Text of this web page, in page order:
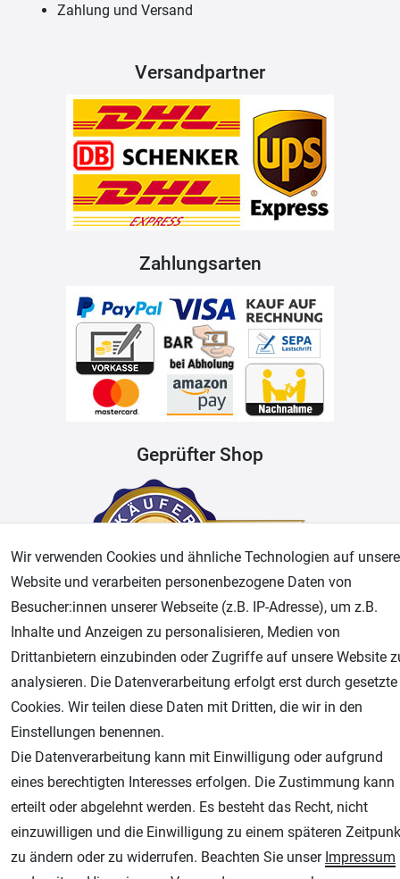
Zahlung und Versand
Versandpartner
Zahlungsarten
Geprüfter Shop
AGB Widerrufsrecht Datenschutz Impressum
Unsere weiteren Shops:
Airbrush-City
Fachhandel für: Airbrushpistolen, Kompressoren, Airbrushfarben
Modellbau-City
Modellbau Shop
Plotter-City
Schneideplotter, Transferpressen, Siebdruck und Plotterfolien
Wir verwenden Cookies und ähnliche Technologien auf
Website und verarbeiten personenbezogene Daten von
Besucher:innen unserer Webseite (z.B. IP-Adresse), um z.B.
Inhalte und Anzeigen zu personalisieren, Medien von
Drittanbietern einzubinden oder Zugriffe auf unsere Website
analysieren. Die Datenverarbeitung erfolgt erst durch gesetzte
Cookies. Wir teilen diese Daten mit Dritten, die wir in den
Einstellungen benennen.
Die Datenverarbeitung kann mit Einwilligung oder aufgrund
eines berechtigten Interesses erfolgen. Die Zustimmung kann
erteilt oder abgelehnt werden. Es besteht das Recht, nicht
einzuwilligen und die Einwilligung zu einem späteren
zu ändern oder zu widerrufen. Beachten Sie unser Impressum